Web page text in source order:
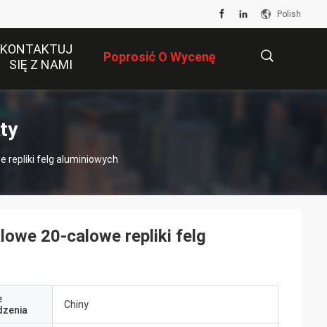
Polish
SIĘ Z NAMI
Poprosić O Wycenę
repliki felg aluminiowych
20-calowe repliki felg
Chiny